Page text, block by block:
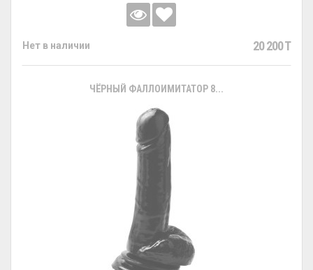
Нет в наличии 20 200 T
ЧЁРНЫЙ ФАЛЛОИМИТАТОР 8...